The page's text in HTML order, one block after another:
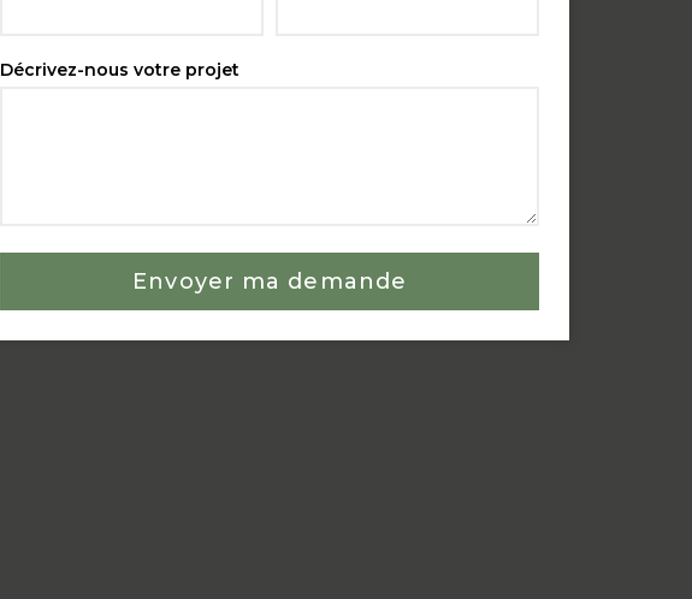
Décrivez-nous votre projet
Envoyer ma demande